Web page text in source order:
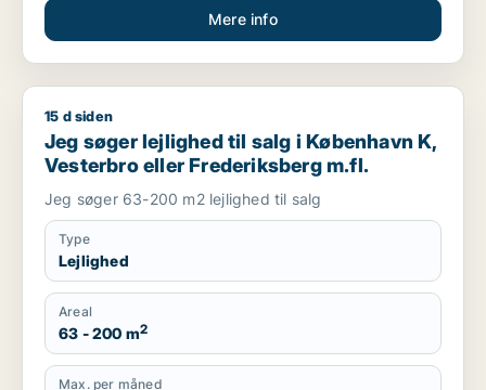
Mere info
Jeg søger lejlighed til salg i København K, Vesterbro eller
15 d siden
Jeg søger lejlighed til salg i København K,
Vesterbro eller Frederiksberg m.fl.
Jeg søger 63-200 m2 lejlighed til salg
Type
Lejlighed
Areal
63 - 200 m2
Max. per måned